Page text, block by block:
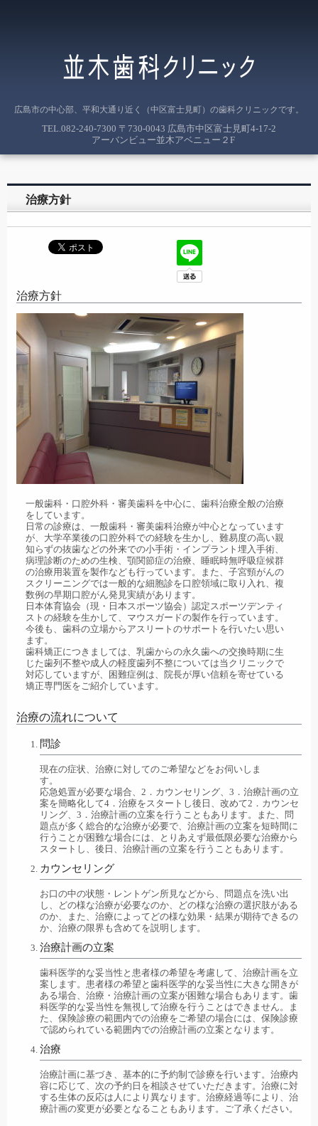
広島市の中心部、平和大通り近く（中区富士見町）の歯科クリニックです。
TEL.082-240-7300 〒730-0043 広島市中区富士見町4-17-2
アーバンビュー並木アベニュー２F
治療方針
治療方針
一般歯科・口腔外科・審美歯科を中心に、歯科治療全般の治療
をしています。
日常の診療は、一般歯科・審美歯科治療が中心となっています
が、大学卒業後の口腔外科での経験を生かし、難易度の高い親
知らずの抜歯などの外来での小手術・インプラント埋入手術、
病理診断のための生検、顎関節症の治療、睡眠時無呼吸症候群
の治療用装置を製作なども行っています。また、子宮頸がんの
スクリーニングでは一般的な細胞診を口腔領域に取り入れ、複
数例の早期口腔がん発見実績があります。
日本体育協会（現・日本スポーツ協会）認定スポーツデンティ
ストの経験を生かして、マウスガードの製作を行っています。
今後も、歯科の立場からアスリートのサポートを行いたい思い
ます。
歯科矯正につきましては、乳歯からの永久歯への交換時期に生
じた歯列不整や成人の軽度歯列不整については当クリニックで
対応していますが、困難症例は、院長が厚い信頼を寄せている
矯正専門医をご紹介しています。
治療の流れについて
問診
現在の症状、治療に対してのご希望などをお伺いしま
す
応急処置が必要な場合、2．カウンセリング、3．治療計画の立
案を簡略化して4．治療をスタートし後日、改めて2．カウンセ
リング、3．治療計画の立案を行うこともあります。また、問
題点が多く総合的な治療が必要で、治療計画の立案を短時間に
行うことが困難な場合には、とりあえず最低限必要な治療から
スタートし、後日、治療計画の立案を行うこともあります。
カウンセリング
お口の中の状態・レントゲン所見などから、問題点を洗い出
し、どの様な治療が必要なのか、どの様な治療の選択肢がある
のか、また、治療によってどの様な効果・結果が期待できるの
か、治療の限界も含めてを説明します。
治療計画の立案
歯科医学的な妥当性と患者様の希望を考慮して、治療計画を立
案します。患者様の希望と歯科医学的な妥当性に大きな開きが
ある場合、治療・治療計画の立案が困難な場合もあります。歯
科医学的な妥当性を無視して治療を行うことはできません。ま
た、保険診療の範囲内での治療をご希望の場合には、保険診療
で認められている範囲内での治療計画の立案となります。
治療
治療計画に基づき、基本的に予約制で診療を行います。治療内
容に応じて、次の予約日を相談させていただきます。治療に対
する生体の反応は人により異なります。治療経過等により、治
療計画の変更が必要となることもあります。ご了承ください。